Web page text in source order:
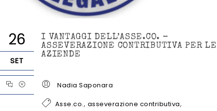
26
SET
I VANTAGGI DELL’ASSE.CO. –
ASSEVERAZIONE CONTRIBUTIVA PER LE
AZIENDE
Nadia Saponara
Asse.co., asseverazione contributiva,